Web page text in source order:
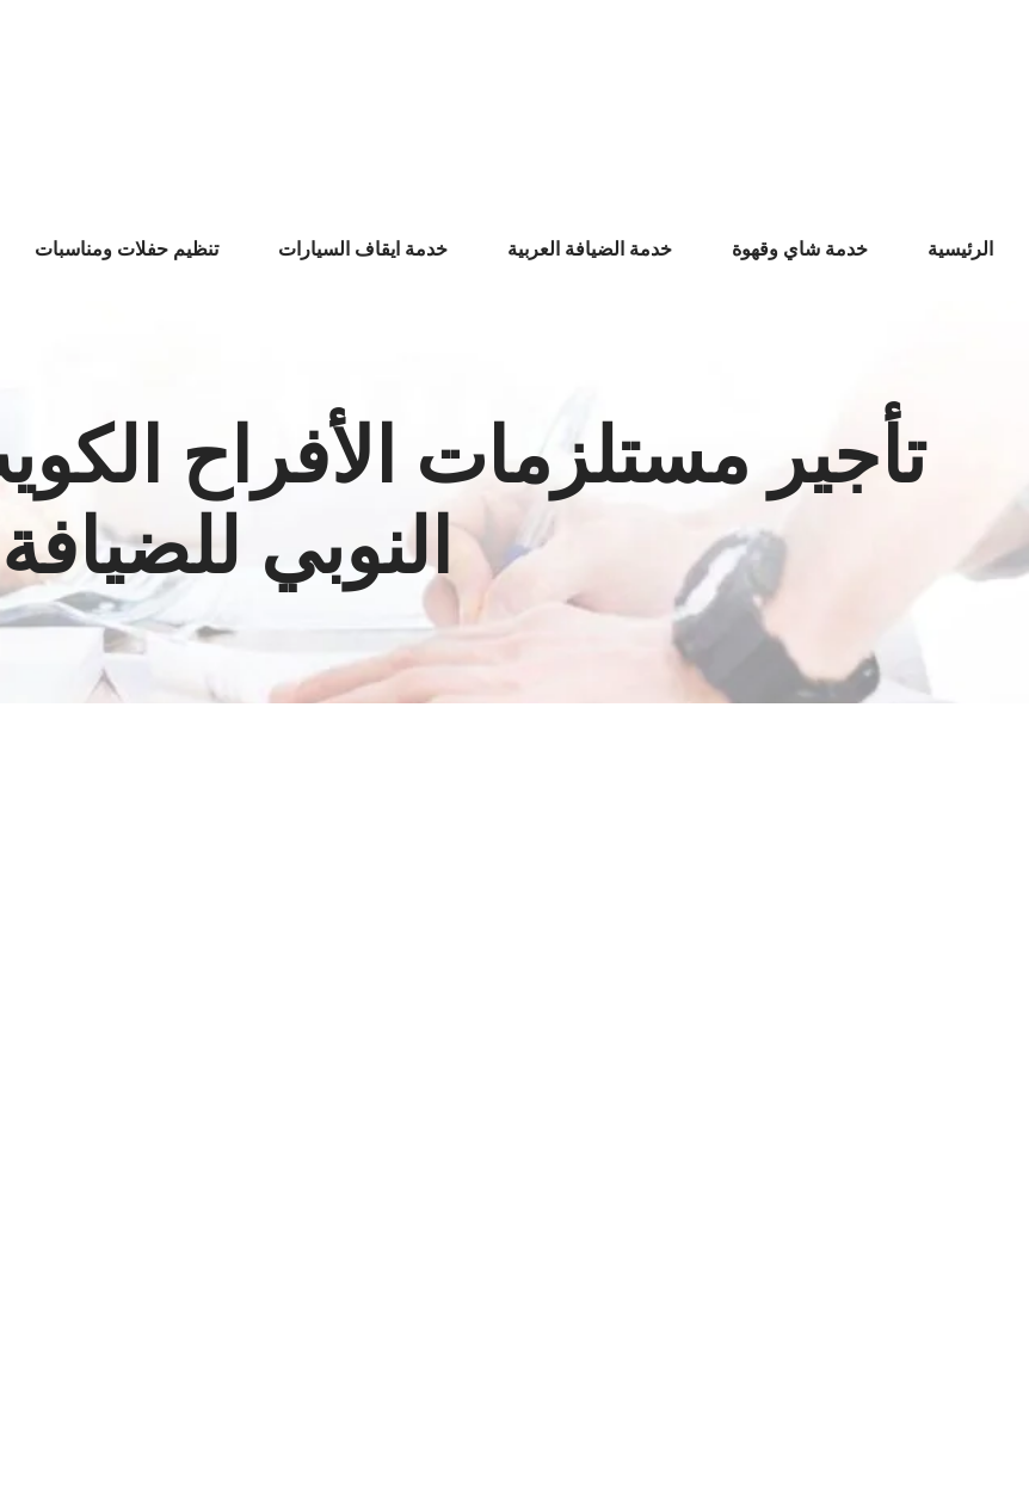
الرئيسية خدمة شاي وقهوة خدمة الضيافة العربية خدمة ايقاف السيارات تنظيم حفلات ومناسبات
النوبي للضيافة